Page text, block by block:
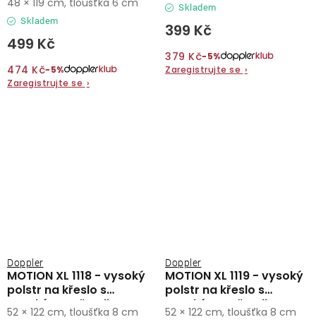
Skladem
499 Kč
474 Kč−5%
Zaregistrujte se ›
Skladem
399 Kč
379 Kč−5%
Zaregistrujte se ›
MOTION XL 1118 - vysoký
polstr na křeslo s
vysokým opěradlem
Doppler
52 × 122 cm, tloušťka 8 cm
MOTION XL 1119 - vysoký
polstr na křeslo s
vysokým opěradlem
Doppler
52 × 122 cm, tloušťka 8 cm